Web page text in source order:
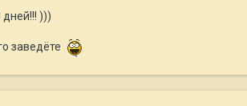
)))
заведёте